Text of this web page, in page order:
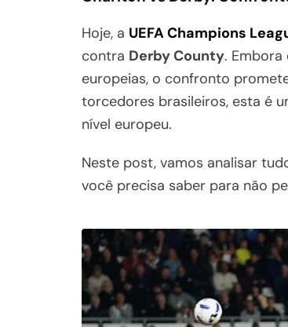
Hoje, a UEFA Champions
contra Derby County.
europeias, o confronto
torcedores brasileiros, esta é
nível europeu.
Neste post, vamos analisar
você precisa saber para não